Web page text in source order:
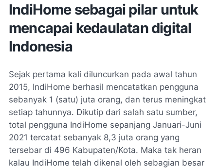
IndiHome sebagai pilar untuk
mencapai kedaulatan digital
Indonesia
Sejak pertama kali diluncurkan pada awal tahun
2015, IndiHome berhasil mencatatkan pengguna
sebanyak 1 (satu) juta orang, dan terus meningkat
setiap tahunnya. Dikutip dari salah satu sumber,
total pengguna IndiHome sepanjang Januari-Juni
2021 tercatat sebanyak 8,3 juta orang yang
tersebar di 496 Kabupaten/Kota. Maka tak heran
kalau IndiHome telah dikenal oleh sebagian besar